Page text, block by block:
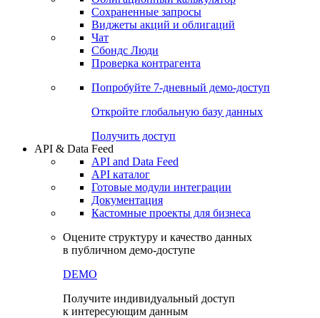
Сохраненные запросы
Виджеты акций и облигаций
Чат
Сбондс Люди
Проверка контрагента
Попробуйте 7-дневный демо-доступ
Откройте глобальную базу данных
Получить доступ
API & Data Feed
API and Data Feed
API каталог
Готовые модули интеграции
Документация
Кастомные проекты для бизнеса
Оцените структуру и качество данных
в публичном демо-доступе
DEMO
Получите индивидуальный доступ
к интересующим данным